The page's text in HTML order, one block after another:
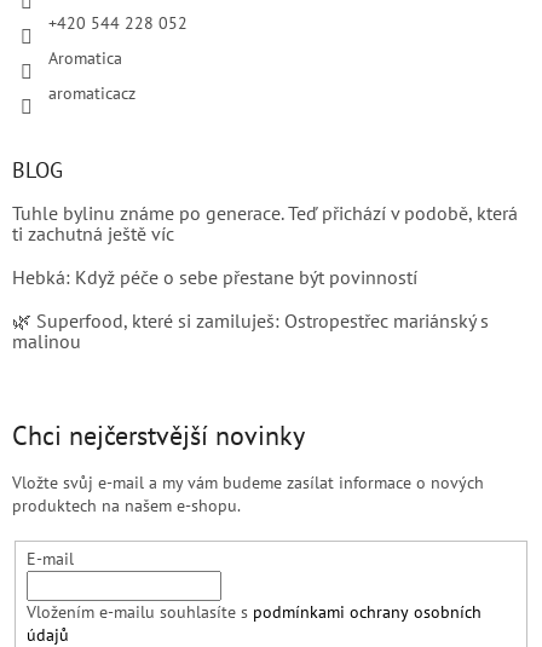
+420 544 228 052
Aromatica
aromaticacz
BLOG
Tuhle bylinu známe po generace. Teď přichází v podobě, která
ti zachutná ještě víc
Hebká: Když péče o sebe přestane být povinností
🌿 Superfood, které si zamiluješ: Ostropestřec mariánský s
malinou
Chci nejčerstvější novinky
Vložte svůj e-mail a my vám budeme zasílat informace o nových
produktech na našem e-shopu.
E-mail
Vložením e-mailu souhlasíte s podmínkami ochrany osobních
údajů